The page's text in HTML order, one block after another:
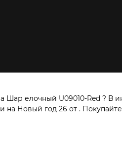
елочный U09010-Red ? В
Новый год 26 от .